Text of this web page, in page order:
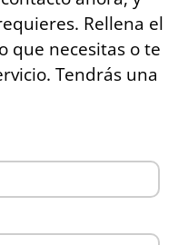
Rellena el
que necesitas o te
Tendrás una